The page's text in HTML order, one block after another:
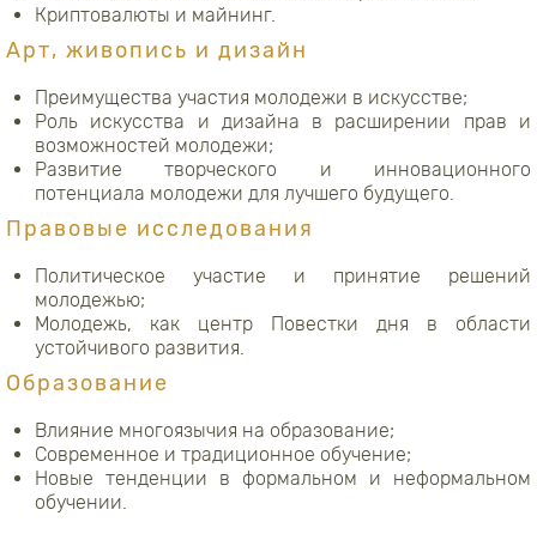
Криптовалюты и майнинг.
Арт, живопись и дизайн
Преимущества участия молодежи в искусстве;
Роль искусства и дизайна в расширении прав и
возможностей молодежи;
Развитие творческого и инновационного
потенциала молодежи для лучшего будущего.
Правовые исследования
Политическое участие и принятие решений
молодежью;
Молодежь, как центр Повестки дня в области
устойчивого развития.
Образование
Влияние многоязычия на образование;
Современное и традиционное обучение;
Новые тенденции в формальном и неформальном
обучении.